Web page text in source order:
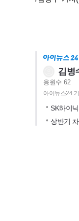
김병
응원수 62
아이뉴스24
SK하이
상반기